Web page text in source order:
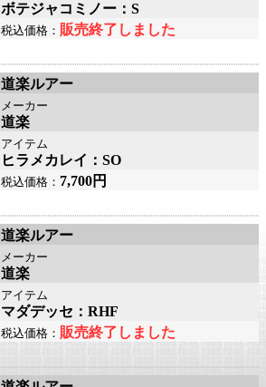
ボテジャコミノー：S
税込価格： 販売終了しました
道楽ルアー
メーカー
道楽
アイテム
ヒラメカレイ：SO
税込価格： 7,700円
道楽ルアー
メーカー
道楽
アイテム
マダデッセ：RHF
税込価格： 販売終了しました